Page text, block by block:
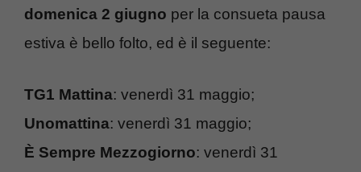
domenica 2 giugno per la consueta pausa
estiva è bello folto, ed è il seguente:
TG1 Mattina: venerdì 31 maggio;
Unomattina: venerdì 31 maggio;
È Sempre Mezzogiorno: venerdì 31